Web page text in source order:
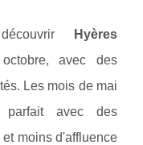
Hyères
avec des
Les mois de mai
parfait avec des
moins d'affluence